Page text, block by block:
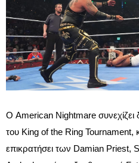
Ο American Nightmare συνεχίζει
του King of the Ring
επικρατήσει των Damian Priest,